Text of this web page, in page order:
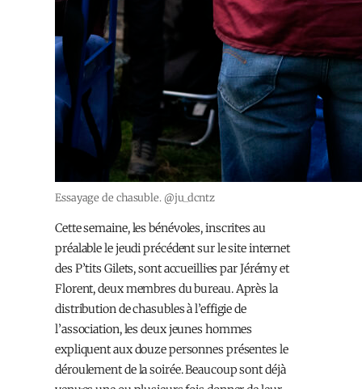
Essayage de chasuble. @ju_dcntz
Cette semaine, les bénévoles, inscrit·es au
préalable le jeudi précédent sur le site internet
des P’tits Gilets, sont accueilli·es par Jérémy et
Florent, deux membres du bureau. Après la
distribution de chasubles à l’effigie de
l’association, les deux jeunes hommes
expliquent aux douze personnes présentes le
déroulement de la soirée. Beaucoup sont déjà